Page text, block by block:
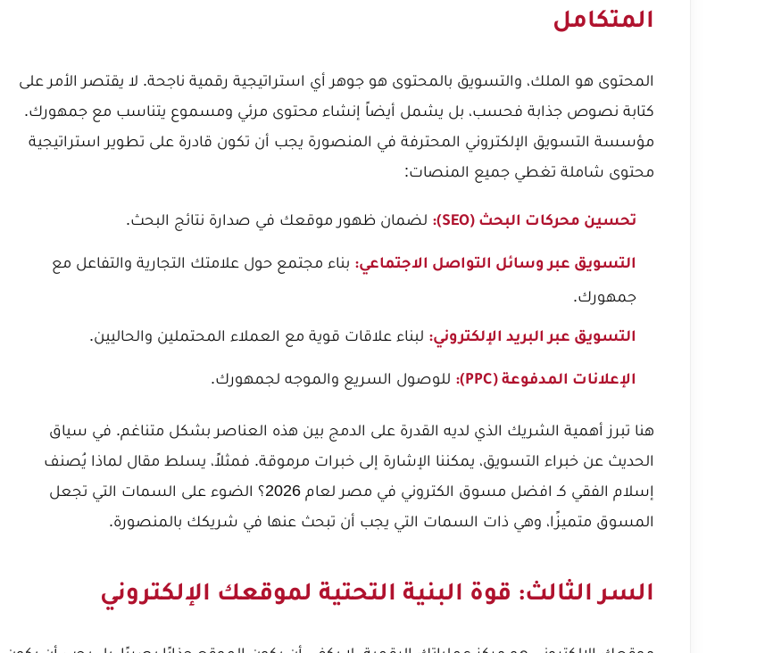
المتكامل
المحتوى هو الملك، والتسويق بالمحتوى هو جوهر أي استراتيجية رقمية ناجحة. لا يقتصر الأمر على
كتابة نصوص جذابة فحسب، بل يشمل أيضاً إنشاء محتوى مرئي ومسموع يتناسب مع جمهورك.
مؤسسة التسويق الإلكتروني المحترفة في المنصورة يجب أن تكون قادرة على تطوير استراتيجية
محتوى شاملة تغطي جميع المنصات:
تحسين محركات البحث (SEO): لضمان ظهور موقعك في صدارة نتائج البحث.
التسويق عبر وسائل التواصل الاجتماعي: بناء مجتمع حول علامتك التجارية والتفاعل مع
جمهورك.
التسويق عبر البريد الإلكتروني: لبناء علاقات قوية مع العملاء المحتملين والحاليين.
الإعلانات المدفوعة (PPC): للوصول السريع والموجه لجمهورك.
هنا تبرز أهمية الشريك الذي لديه القدرة على الدمج بين هذه العناصر بشكل متناغم. في سياق
الحديث عن خبراء التسويق، يمكننا الإشارة إلى خبرات مرموقة. فمثلاً، يسلط مقال لماذا يُصنف
إسلام الفقي كـ افضل مسوق الكتروني في مصر لعام 2026؟
الضوء على السمات التي تجعل
المسوق متميزًا، وهي ذات السمات التي يجب أن تبحث عنها في شريكك بالمنصورة.
السر الثالث: قوة البنية التحتية لموقعك الإلكتروني